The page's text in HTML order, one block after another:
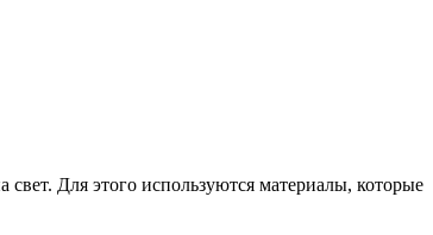
Для этого используются материалы, которые